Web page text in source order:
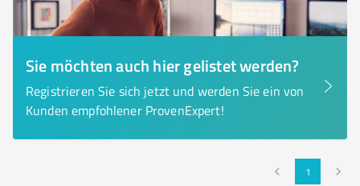
Sie möchten auch hier gelistet werden?
Registrieren Sie sich jetzt und werden Sie ein von
Kunden empfohlener ProvenExpert!
1